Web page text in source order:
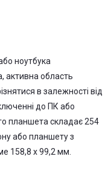
ноутбука
активна область
в залежності від
до ПК або
планшета складає 254
або планшету з
158,8 х 99,2 мм.